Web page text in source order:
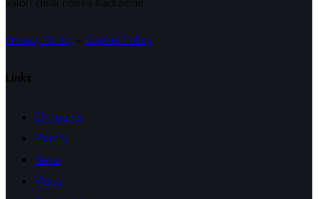
Privacy Policy Cookie Policy
Links
Chi siamo
Marchi
News
Video